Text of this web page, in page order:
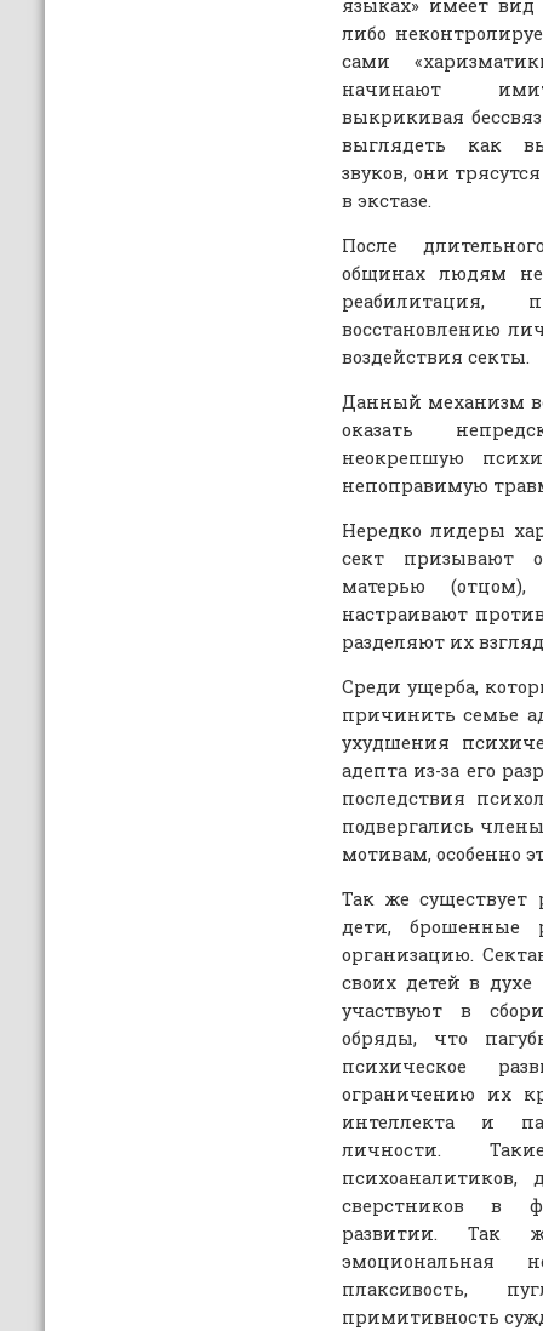
языках» имеет вид
либо
сами
начинают
выкрикивая
выглядеть как
звуков, они
в экстазе.
После
общинах людям не
реабилитация,
восстановлению
воздействия секты.
Данный механизм
оказать
неокрепшую
непоправимую
Нередко лидеры
сект призывают
матерью
настраивают
разделяют их
Среди ущерба,
причинить семье
ухудшения
адепта из-за его
последствия
подвергались
мотивам, особенно
Так же существует
дети, брошенные
организацию.
своих детей в духе
участвуют в
обряды, что
психическое
ограничению их
интеллекта и
личности.
психоаналитиков,
сверстников в
развитии. Так
эмоциональная
плаксивость,
примитивность